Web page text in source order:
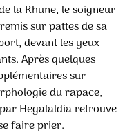
la Rhune, le soigneur
sur pattes de sa
devant les yeux
Après quelques
sur
du rapace,
Hegalaldia retrouve
faire prier.